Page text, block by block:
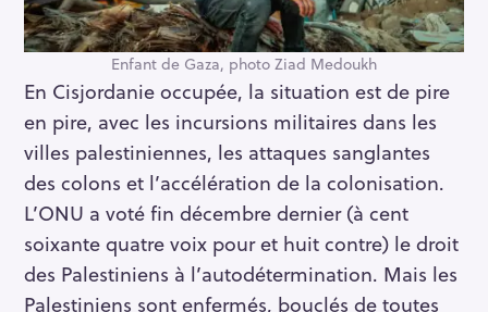
Enfant de Gaza, photo Ziad Medoukh
En Cisjordanie occupée, la situation est de pire
en pire, avec les incursions militaires dans les
villes palestiniennes, les attaques sanglantes
des colons et l’accélération de la colonisation.
L’ONU a voté fin décembre dernier (à cent
soixante quatre voix pour et huit contre) le droit
des Palestiniens à l’autodétermination. Mais les
Palestiniens sont enfermés, bouclés de toutes